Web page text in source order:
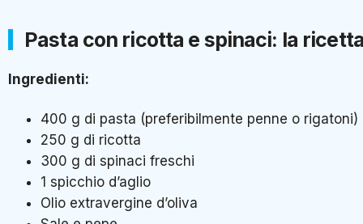
Pasta con ricotta e spinaci: la
Ingredienti:
400 g di pasta (preferibilmente penne o rigatoni)
250 g di ricotta
300 g di spinaci freschi
1 spicchio d’aglio
Olio extravergine d’oliva